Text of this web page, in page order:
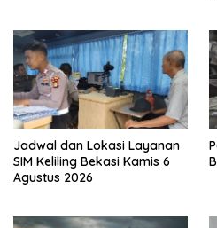
Jadwal dan Lokasi Layanan
SIM Keliling Bekasi Kamis 6
Agustus 2026